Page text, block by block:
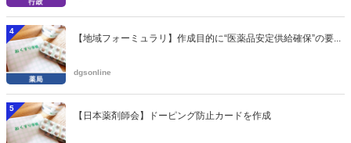
4
【地域フォーミュラリ】作成目的に“医薬品安定供給確保”の要...
dgsonline
5
【日本薬剤師会】ドーピング防止カードを作成